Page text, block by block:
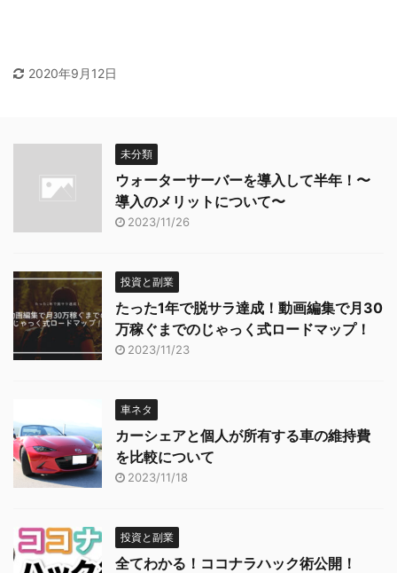
2020年9月12日
未分類
ウォーターサーバーを導入して半年！〜
導入のメリットについて〜
2023/11/26
投資と副業
たった1年で脱サラ達成！動画編集で月30
万稼ぐまでのじゃっく式ロードマップ！
2023/11/23
車ネタ
カーシェアと個人が所有する車の維持費
を比較について
2023/11/18
投資と副業
全てわかる！ココナラハック術公開！